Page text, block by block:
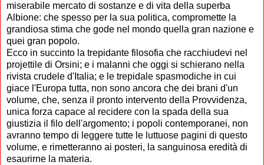
miserabile mercato di sostanze e di vita della superba
Albione: che spesso per la sua politica, compromette la
grandiosa stima che gode nel mondo quella gran nazione e
quei gran popolo.
Ecco in succinto la trepidante filosofia che racchiudevi nel
projettile di Orsini; e i malanni che oggi si schierano nella
rivista crudele d'Italia; e le trepidale spasmodiche in cui
giace l'Europa tutta, non sono ancora che dei brani d'un
volume, che, senza il pronto intervento della Provvidenza,
unica forza capace al recidere con la spada della sua
giustizia il filo dell'argomento; i popoli contemporanei, non
avranno tempo di leggere tutte le luttuose pagini di questo
volume, e rimetteranno ai posteri, la sanguinosa eredità di
esaurirne la materia.